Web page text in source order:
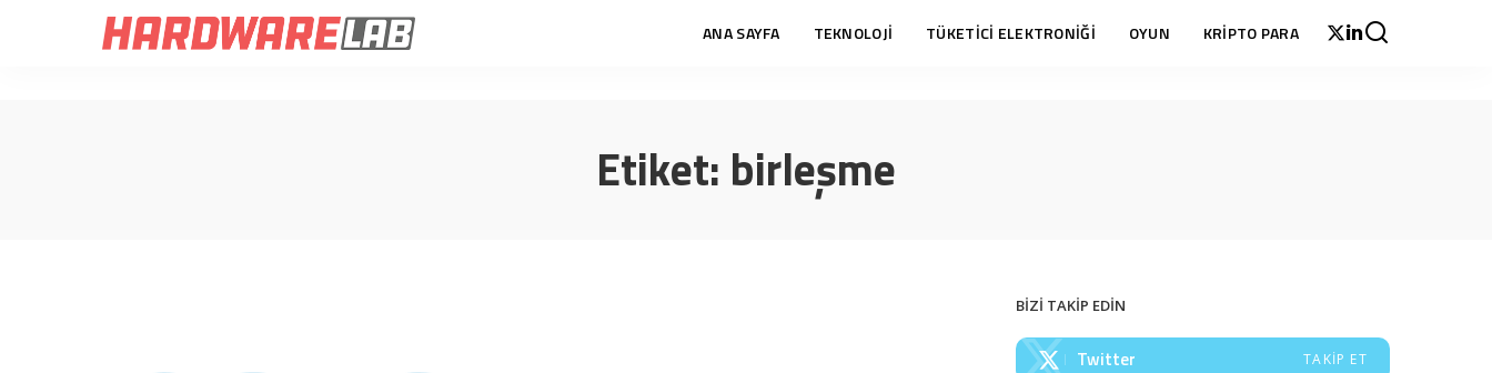
ANA SAYFA TEKNOLOJİ TÜKETİCİ ELEKTRONİĞİ OYUN KRİPTO PARA
Etiket: birleşme
BİZİ TAKİP EDİN
Twitter TAKIP ET